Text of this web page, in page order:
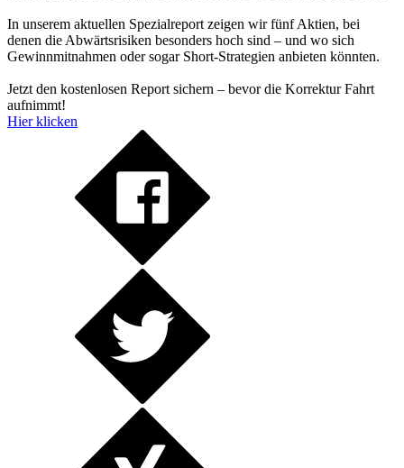
In unserem aktuellen Spezialreport zeigen wir fünf Aktien, bei
denen die Abwärtsrisiken besonders hoch sind – und wo sich
Gewinnmitnahmen oder sogar Short-Strategien anbieten könnten.
Jetzt den kostenlosen Report sichern – bevor die Korrektur Fahrt
aufnimmt!
Hier klicken